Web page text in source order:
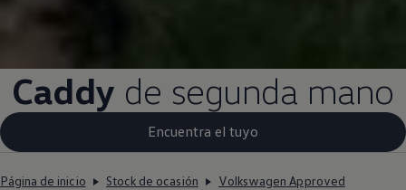
Caddy de segunda mano
Encuentra el tuyo
Página de inicio Stock de ocasión
Volkswagen Approved